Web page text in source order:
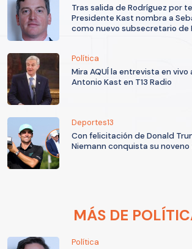
Tras salida de Rodríguez por
Presidente Kast nombra a
como nuevo subsecretario de
Política
Mira AQUÍ la entrevista en
Antonio Kast en T13 Radio
Deportes13
Con felicitación de Donald
Niemann conquista su noveno
MÁS DE
Política